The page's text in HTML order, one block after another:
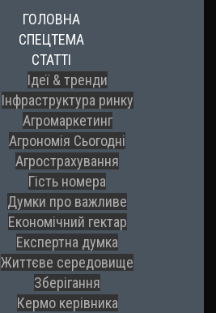
ГОЛОВНА
СПЕЦТЕМА
СТАТТІ
Ідеї & тренди
Інфраструктура ринку
Агромаркетинг
Агрономія Сьогодні
Агрострахування
Гість номера
Думки про важливе
Економічний гектар
Експертна думка
Життєве середовище
Зберігання
Кермо керівника